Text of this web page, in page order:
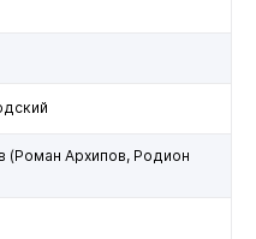
(Роман Архипов, Родион